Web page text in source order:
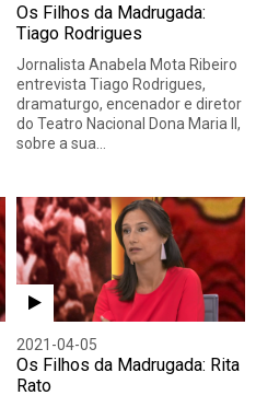
Os Filhos da Madrugada:
Tiago Rodrigues
Jornalista Anabela Mota Ribeiro
entrevista Tiago Rodrigues,
dramaturgo, encenador e diretor
do Teatro Nacional Dona Maria II,
sobre a sua…
2021-04-05
Os Filhos da Madrugada: Rita
Rato